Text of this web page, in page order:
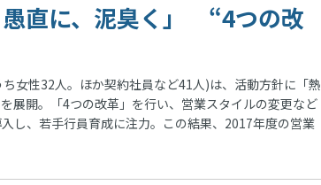
愚直に、泥臭く」 “4つの改
女性32人。ほか契約社員など41人)は、活動方針に「熱
開。「4つの改革」を行い、営業スタイルの変更など
し、若手行員育成に注力。この結果、2017年度の営業